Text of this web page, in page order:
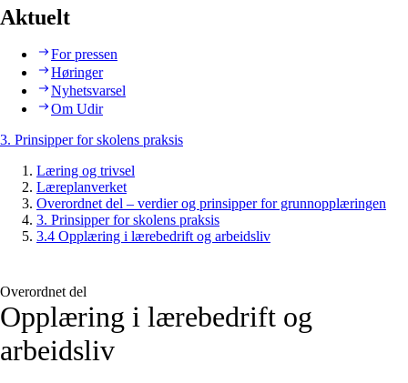
Aktuelt
For pressen
Høringer
Nyhetsvarsel
Om Udir
3. Prinsipper for skolens praksis
Læring og trivsel
Læreplanverket
Overordnet del – verdier og prinsipper for grunnopplæringen
3. Prinsipper for skolens praksis
3.4 Opplæring i lærebedrift og arbeidsliv
Overordnet del
Opplæring i lærebedrift og
arbeidsliv